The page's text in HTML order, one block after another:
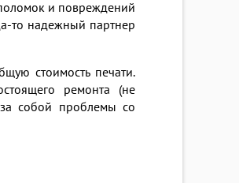
и повреждений
то надежный партнер
стоимость печати.
ремонта (не
собой проблемы со